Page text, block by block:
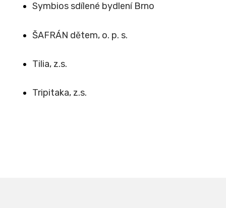
Symbios sdílené bydlení Brno
ŠAFRÁN dětem, o. p. s.
Tilia, z.s.
Tripitaka, z.s.